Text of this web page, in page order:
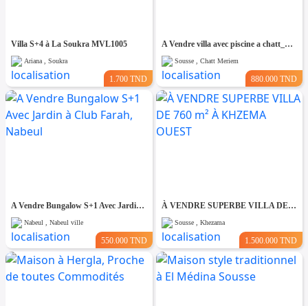
Villa S+4 à La Soukra MVL1005
Ariana , Soukra
1.700 TND
A Vendre villa avec piscine a chatt_mariem pré résidence Costa
Sousse , Chatt Meriem
880.000 TND
A Vendre Bungalow S+1 Avec Jardin à Club Farah, Nabeul
Nabeul , Nabeul ville
550.000 TND
À VENDRE SUPERBE VILLA DE 760 m² À KHZEMA OUEST
Sousse , Khezama
1.500.000 TND